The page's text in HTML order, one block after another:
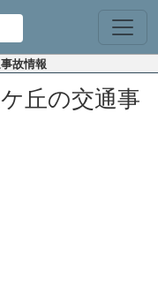
故情報
丘の交通事